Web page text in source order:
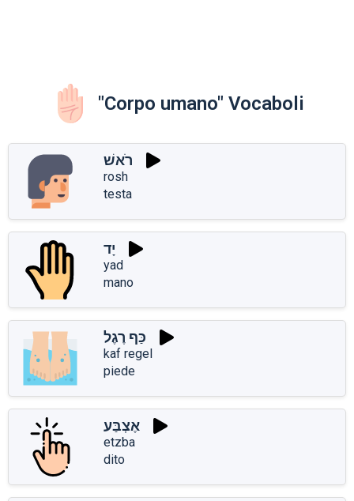
"Corpo umano" Vocaboli
רֹאשׁ
rosh
testa
יָד
yad
mano
כַּף רֶגֶל
kaf regel
piede
אֶצְבַּע
etzba
dito